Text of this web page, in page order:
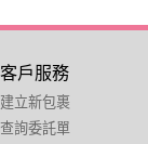
客戶服務
建立新包裹
查詢委託單